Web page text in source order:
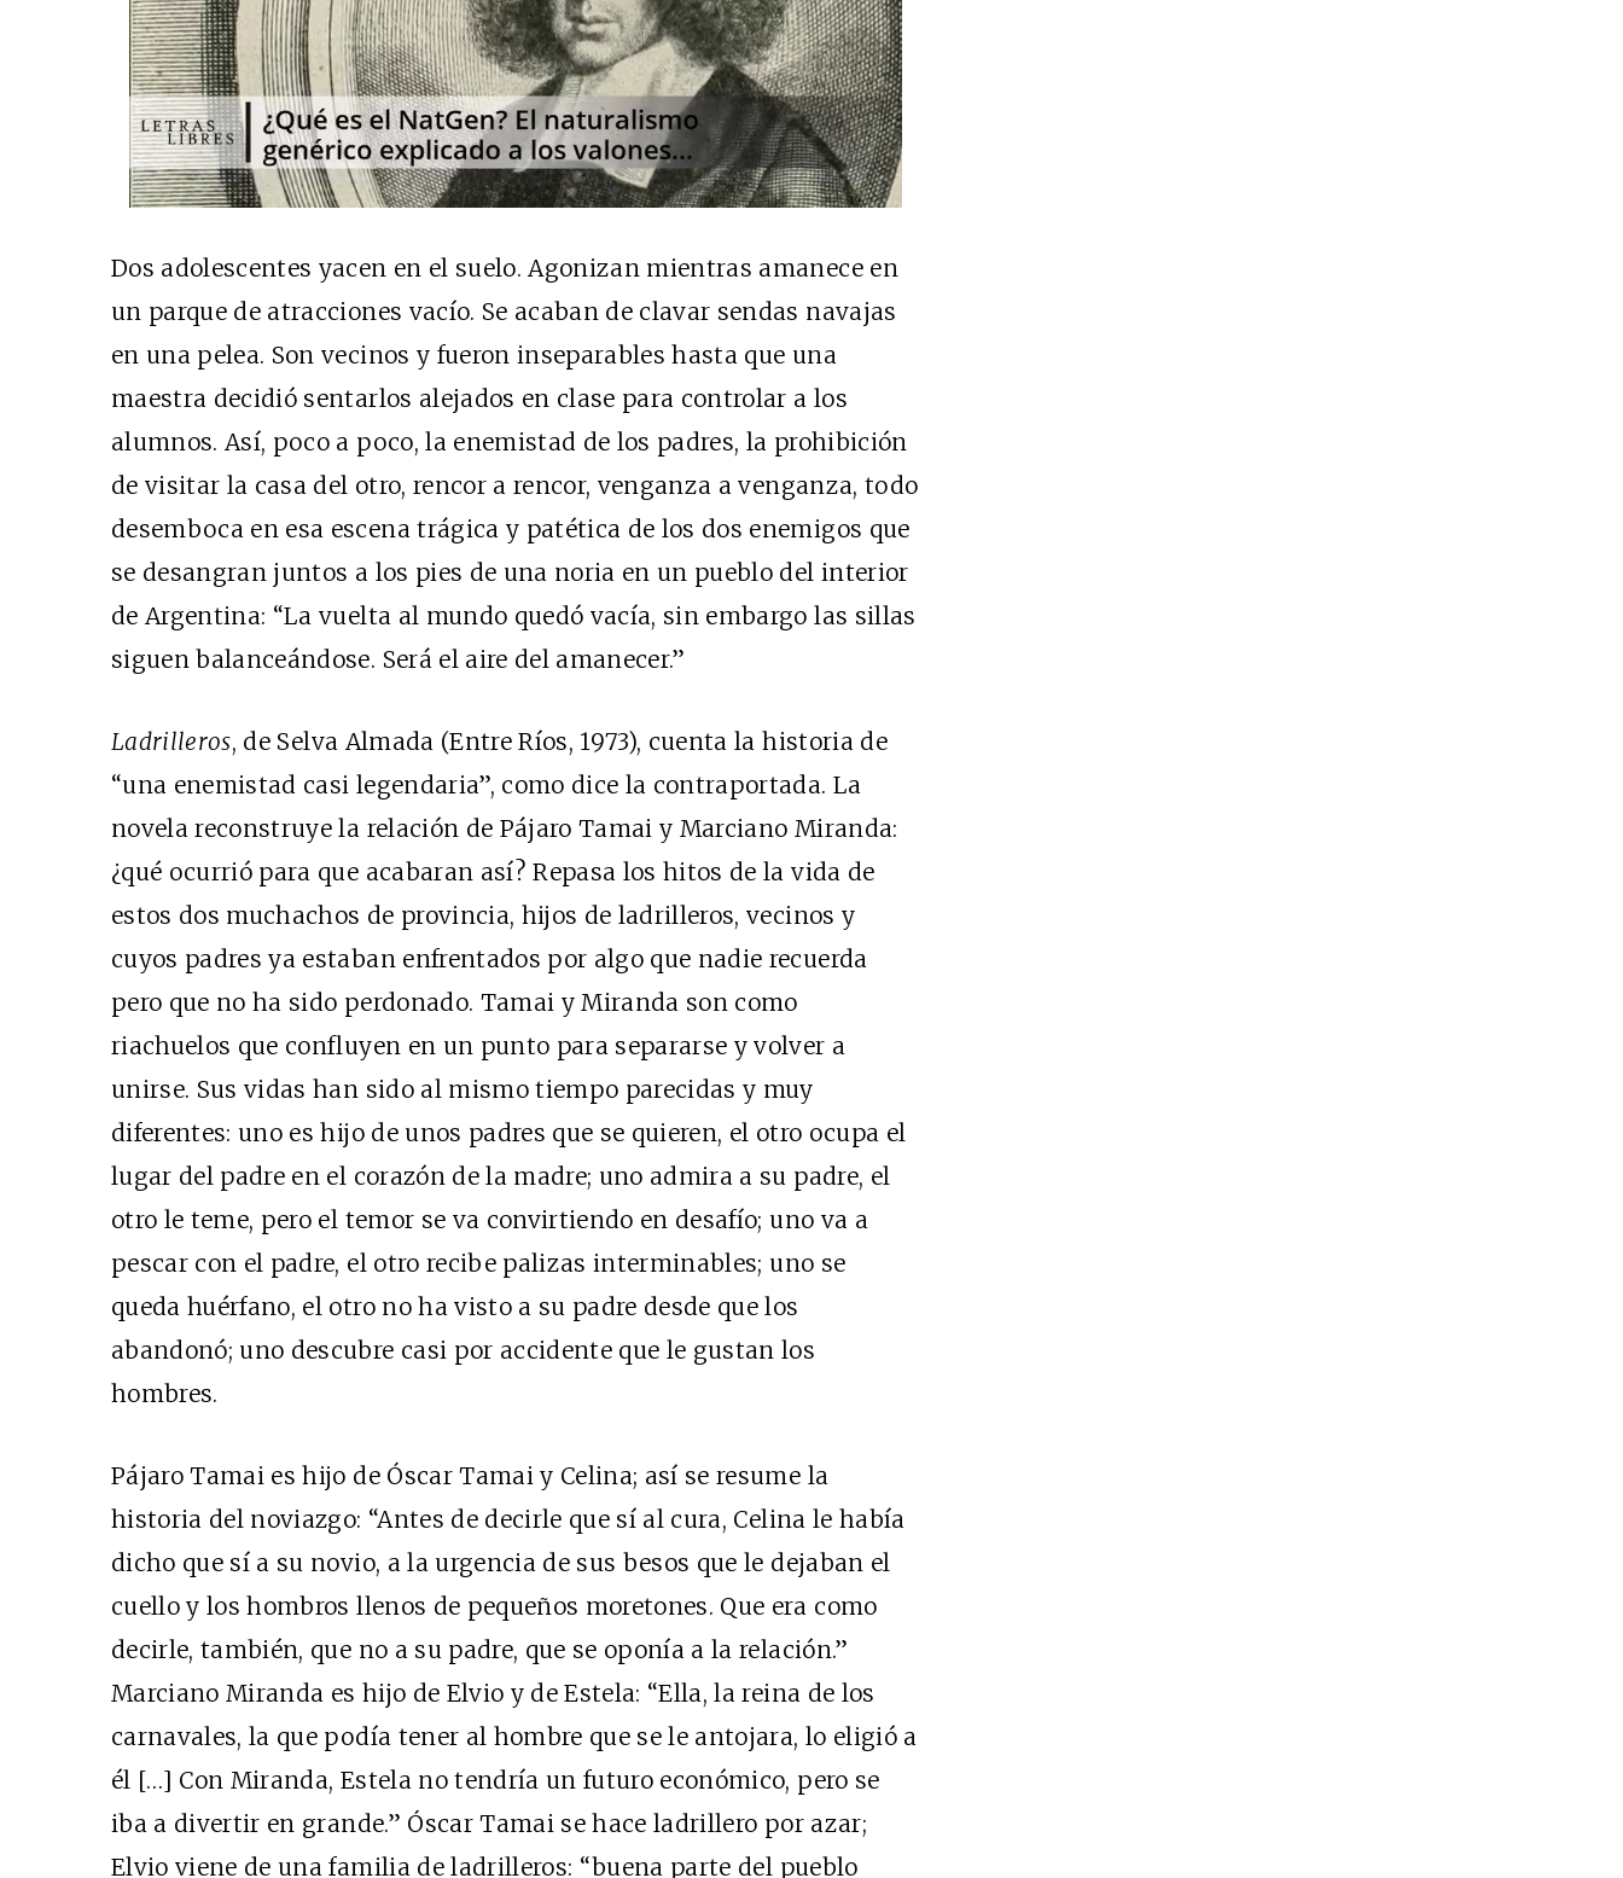
Dos adolescentes yacen en el suelo. Agonizan mientras amanece en
un parque de atracciones vacío. Se acaban de clavar sendas navajas
en una pelea. Son vecinos y fueron inseparables hasta que una
maestra decidió sentarlos alejados en clase para controlar a los
alumnos. Así, poco a poco, la enemistad de los padres, la prohibición
de visitar la casa del otro, rencor a rencor, venganza a venganza, todo
desemboca en esa escena trágica y patética de los dos enemigos que
se desangran juntos a los pies de una noria en un pueblo del interior
de Argentina: “La vuelta al mundo quedó vacía, sin embargo las sillas
siguen balanceándose. Será el aire del amanecer.”
Ladrilleros, de Selva Almada (Entre Ríos, 1973), cuenta la historia de
“una enemistad casi legendaria”, como dice la contraportada. La
novela reconstruye la relación de Pájaro Tamai y Marciano Miranda:
¿qué ocurrió para que acabaran así? Repasa los hitos de la vida de
estos dos muchachos de provincia, hijos de ladrilleros, vecinos y
cuyos padres ya estaban enfrentados por algo que nadie recuerda
pero que no ha sido perdonado. Tamai y Miranda son como
riachuelos que confluyen en un punto para separarse y volver a
unirse. Sus vidas han sido al mismo tiempo parecidas y muy
diferentes: uno es hijo de unos padres que se quieren, el otro ocupa el
lugar del padre en el corazón de la madre; uno admira a su padre, el
otro le teme, pero el temor se va convirtiendo en desafío; uno va a
pescar con el padre, el otro recibe palizas interminables; uno se
queda huérfano, el otro no ha visto a su padre desde que los
abandonó; uno descubre casi por accidente que le gustan los
hombres.
Pájaro Tamai es hijo de Óscar Tamai y Celina; así se resume la
historia del noviazgo: “Antes de decirle que sí al cura, Celina le había
dicho que sí a su novio, a la urgencia de sus besos que le dejaban el
cuello y los hombros llenos de pequeños moretones. Que era como
decirle, también, que no a su padre, que se oponía a la relación.”
Marciano Miranda es hijo de Elvio y de Estela: “Ella, la reina de los
carnavales, la que podía tener al hombre que se le antojara, lo eligió a
él […] Con Miranda, Estela no tendría un futuro económico, pero se
iba a divertir en grande.” Óscar Tamai se hace ladrillero por azar;
Elvio viene de una familia de ladrilleros: “buena parte del pueblo